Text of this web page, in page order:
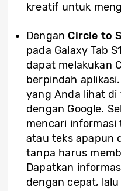
kreatif untuk
Dengan Circle to
pada Galaxy Tab
dapat melakukan
berpindah
yang Anda lihat
dengan Google.
mencari informasi
atau teks apapun
tanpa harus
Dapatkan
dengan cepat,